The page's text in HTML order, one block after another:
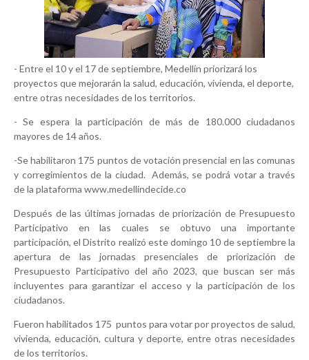
- Entre el 10 y el 17 de septiembre, Medellín priorizará los
proyectos que mejorarán la salud, educación, vivienda, el deporte,
entre otras necesidades de los territorios.
- Se espera la participación de más de 180.000 ciudadanos
mayores de 14 años.
-Se habilitaron 175 puntos de votación presencial en las comunas
y corregimientos de la ciudad. Además, se podrá votar a través
de la plataforma www.medellindecide.co
Después de las últimas jornadas de priorización de Presupuesto
Participativo en las cuales se obtuvo una importante
participación, el Distrito realizó este domingo 10 de septiembre la
apertura de las jornadas presenciales de priorización de
Presupuesto Participativo del año 2023, que buscan ser más
incluyentes para garantizar el acceso y la participación de los
ciudadanos.
Fueron habilitados 175 puntos para votar por proyectos de salud,
vivienda, educación, cultura y deporte, entre otras necesidades
de los territorios.